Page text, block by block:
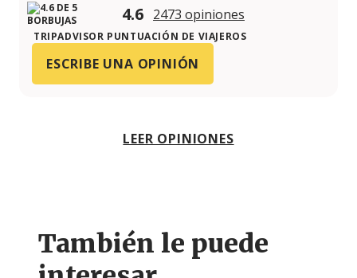
4.6 2473 opiniones
TRIPADVISOR PUNTUACIÓN DE VIAJEROS
ESCRIBE UNA OPINIÓN
LEER OPINIONES
También le puede